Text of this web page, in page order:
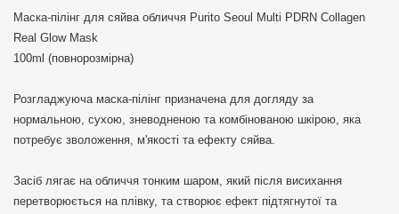
Маска-пілінг для сяйва обличчя Purito Seoul Multi PDRN Collagen
Real Glow Mask
100ml (повнорозмірна)
Розгладжуюча маска-пілінг призначена для догляду за
нормальною, сухою, зневодненою та комбінованою шкірою, яка
потребує зволоження, м'якості та ефекту сяйва.
Засіб лягає на обличчя тонким шаром, який після висихання
перетворюється на плівку, та створює ефект підтягнутої та